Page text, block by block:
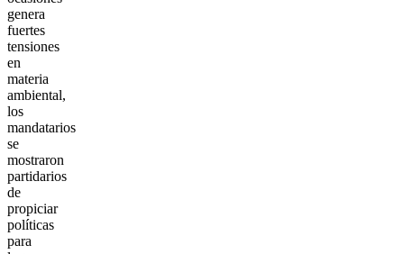
genera
fuertes
tensiones
en
materia
ambiental,
los
mandatarios
se
mostraron
partidarios
de
propiciar
políticas
para